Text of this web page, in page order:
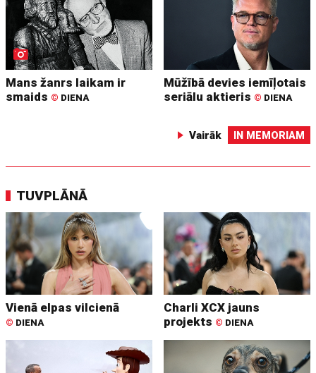
Mans žanrs laikam ir
smaids © DIENA
Mūžībā devies iemīļotais
seriālu aktieris © DIENA
Vairāk IN MEMORIAM
TUVPLĀNĀ
Vienā elpas vilcienā
© DIENA
Charli XCX jauns
projekts © DIENA